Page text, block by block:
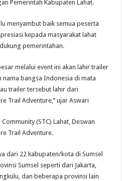
Pemerintah Kabupaten Lahat.
menyambut baik semua peserta
kepada masyarakat lahat
pemerintahan.
melalui event ini akan lahir trailer
nama bangsa Indonesia di mata
trailer tersebut lahir dari
Trail Adventure,’’ ujar Aswari
(STC) Lahat, Deswan
Trail Adventure.
dari 22 kabupaten/kota di Sumsel
Sumsel seperti dari Jakarta,
dan beberapa provinsi lain